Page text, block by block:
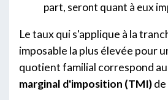
part, seront quant à eux
Le taux qui s'applique à la
imposable la plus élevée pour
quotient familial correspond au
marginal d'imposition (TMI)